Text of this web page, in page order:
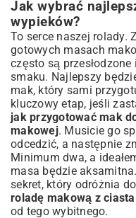
Jak wybrać
wypieków?
To serce naszej rolady.
gotowych masach
często są
smaku. Najlepszy
mak, który sami
kluczowy etap, jeśli
jak przygotować mak
makowej. Musicie go
odcedzić, a następnie
Minimum dwa, a
masa będzie
sekret, który odróżnia
roladę makową z
od tego wybitnego.